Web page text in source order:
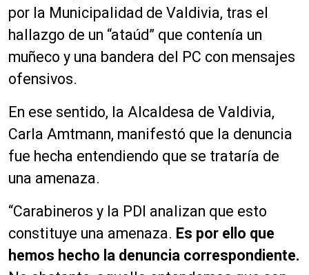
por la Municipalidad de Valdivia, tras el
hallazgo de un “ataúd” que contenía un
muñeco y una bandera del PC con mensajes
ofensivos.
En ese sentido, la Alcaldesa de Valdivia,
Carla Amtmann, manifestó que la denuncia
fue hecha entendiendo que se trataría de
una amenaza.
“Carabineros y la PDI analizan que esto
constituye una amenaza. Es por ello que
hemos hecho la denuncia correspondiente.